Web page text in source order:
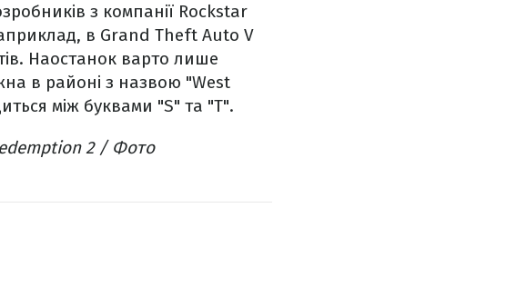
з компанії Rockstar
в Grand Theft Auto V
Наостанок варто лише
в районі з назвою "West
між буквами "S" та "T".
2 / Фото